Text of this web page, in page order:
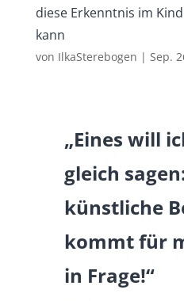
diese Erkenntnis im
kann
von IlkaSterebogen | Sep.
„Eines will
gleich
künstliche
kommt für
in Frage!“